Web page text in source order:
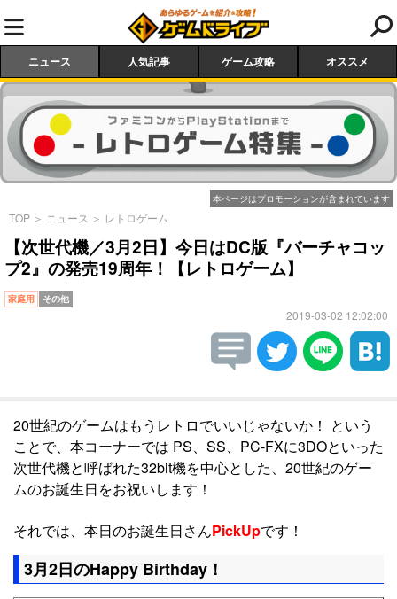
ニュース 人気記事 ゲーム攻略 オススメ
本ページはプロモーションが含まれています
TOP ＞ ニュース ＞ レトロゲーム
【次世代機／3月2日】今日はDC版『バーチャコッ
プ2』の発売19周年！【レトロゲーム】
家庭用 その他
2019-03-02 12:02:00
20世紀のゲームはもうレトロでいいじゃないか！ という
ことで、本コーナーでは PS、SS、PC-FXに3DOといった
次世代機と呼ばれた32bit機を中心とした、20世紀のゲー
ムのお誕生日をお祝いします！
それでは、本日のお誕生日さんPickUpです！
3月2日のHappy Birthday！